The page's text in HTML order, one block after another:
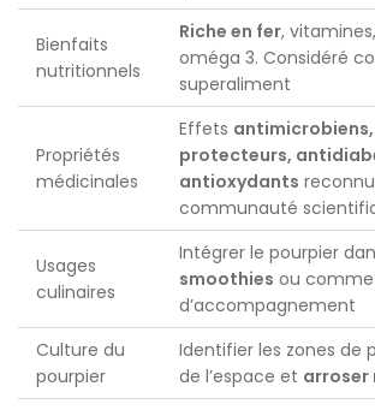
Bienfaits
nutritionnels
Riche en fer,
oméga 3. Considéré
superaliment
Propriétés
médicinales
Effets
protecteurs,
antioxydants
communauté
Usages
culinaires
Intégrer le pourpier
smoothies ou
d’accompagnement
Culture du
pourpier
Identifier les zones de
de l’espace et arroser